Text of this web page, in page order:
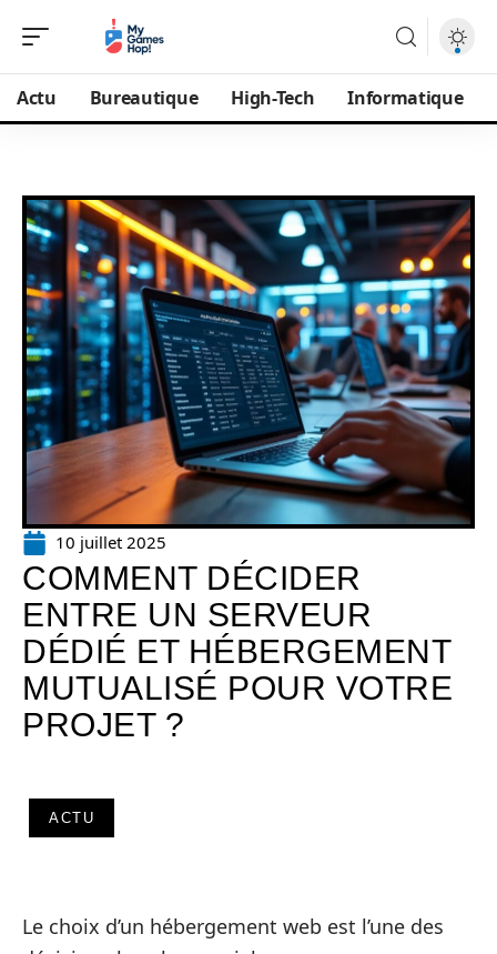
Actu Bureautique High-Tech Informatique
10 juillet 2025
COMMENT DÉCIDER
ENTRE UN SERVEUR
DÉDIÉ ET HÉBERGEMENT
MUTUALISÉ POUR VOTRE
PROJET ?
ACTU
Le choix d’un hébergement web est l’une des